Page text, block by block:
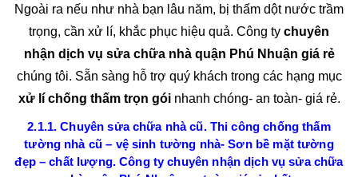
Ngoài ra nếu như nhà bạn lâu năm, bị thấm dột nước trầm
trọng, cần xử lí, khắc phục hiệu quả. Công ty chuyên
nhận dịch vụ sửa chữa nhà quận Phú Nhuận giá rẻ
chúng tôi. Sẵn sàng hỗ trợ quý khách trong các hạng mục
xử lí chống thấm trọn góinhanh chóng- an toàn- giá rẻ.
2.1.1. Chuyên sửa chữa nhà cũ. Thi công chống thấm
tường nhà cũ – vệ sinh tường nhà- Sơn bề mặt tường
đẹp – chất lượng. Công ty chuyên nhận dịch vụ sửa chữa